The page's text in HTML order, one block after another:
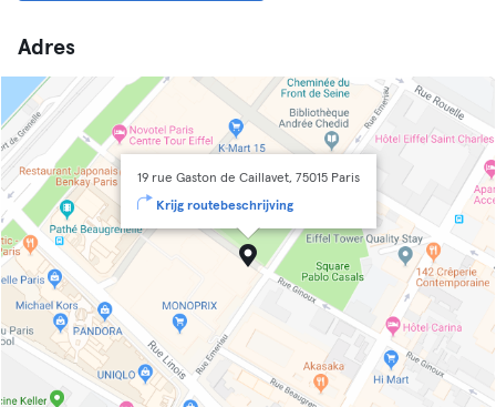
Adres
19 rue Gaston de Caillavet, 75015 Paris
Krijg routebeschrijving